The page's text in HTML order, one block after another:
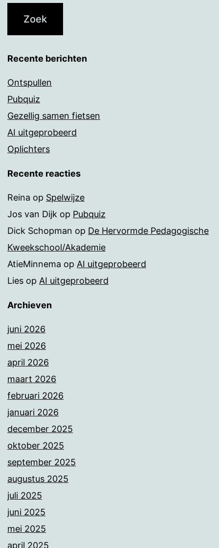
Recente berichten
Ontspullen
Pubquiz
Gezellig samen fietsen
AI uitgeprobeerd
Oplichters
Recente reacties
Reina op Spelwijze
Jos van Dijk op Pubquiz
Dick Schopman op De Hervormde Pedagogische
Kweekschool/Akademie
AtieMinnema op AI uitgeprobeerd
Lies op AI uitgeprobeerd
Archieven
juni 2026
mei 2026
april 2026
maart 2026
februari 2026
januari 2026
december 2025
oktober 2025
september 2025
augustus 2025
juli 2025
juni 2025
mei 2025
april 2025